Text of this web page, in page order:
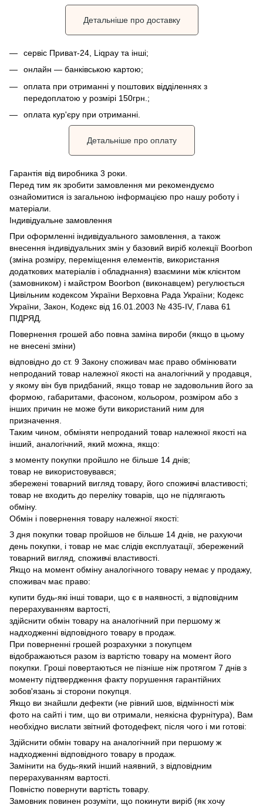
Детальніше про доставку
сервіс Приват-24, Liqpay та інші;
онлайн — банківською картою;
оплата при отриманні у поштових відділеннях з
передоплатою у розмірі 150грн.;
оплата кур'єру при отриманні.
Детальніше про оплату
Гарантія від виробника 3 роки.
Перед тим як зробити замовлення ми рекомендуємо
ознайомитися із загальною інформацією про нашу роботу і
матеріали.
Індивідуальне замовлення
При оформленні індивідуального замовлення, а також
внесення індивідуальних змін у базовий виріб колекції Boorbon
(зміна розміру, переміщення елементів, використання
додаткових матеріалів і обладнання) взаємини між клієнтом
(замовником) і майстром Boorbon (виконавцем) регулюється
Цивільним кодексом України Верховна Рада України; Кодекс
України, Закон, Кодекс від 16.01.2003 № 435-IV, Глава 61
ПІДРЯД.
Повернення грошей або повна заміна вироби (якщо в цьому
не внесені зміни)
відповідно до ст. 9 Закону споживач має право обмінювати
непроданий товар належної якості на аналогічний у продавця,
у якому він був придбаний, якщо товар не задовольнив його за
формою, габаритами, фасоном, кольором, розміром або з
інших причин не може бути використаний ним для
призначення.
Таким чином, обміняти непроданий товар належної якості на
інший, аналогічний, який можна, якщо:
з моменту покупки пройшло не більше 14 днів;
товар не використовувався;
збережені товарний вигляд товару, його споживчі властивості;
товар не входить до переліку товарів, що не підлягають
обміну.
Обмін і повернення товару належної якості:
З дня покупки товар пройшов не більше 14 днів, не рахуючи
день покупки, і товар не має слідів експлуатації, збережений
товарний вигляд, споживчі властивості.
Якщо на момент обміну аналогічного товару немає у продажу,
споживач має право:
купити будь-які інші товари, що є в наявності, з відповідним
перерахуванням вартості,
здійснити обмін товару на аналогічний при першому ж
надходженні відповідного товару в продаж.
При поверненні грошей розрахунки з покупцем
відображаються разом із вартістю товару на момент його
покупки. Гроші повертаються не пізніше ніж протягом 7 днів з
моменту підтвердження факту порушення гарантійних
зобов'язань зі сторони покупця.
Якщо ви знайшли дефекти (не рівний шов, відмінності між
фото на сайті і тим, що ви отримали, неякісна фурнітура), Вам
необхідно вислати звітний фотодефект, після чого і ми готові:
Здійснити обмін товару на аналогічний при першому ж
надходженні відповідного товару в продаж.
Замінити на будь-який інший наявний, з відповідним
перерахуванням вартості.
Повністю повернути вартість товару.
Замовник повинен розуміти, що покинути виріб (як хочу